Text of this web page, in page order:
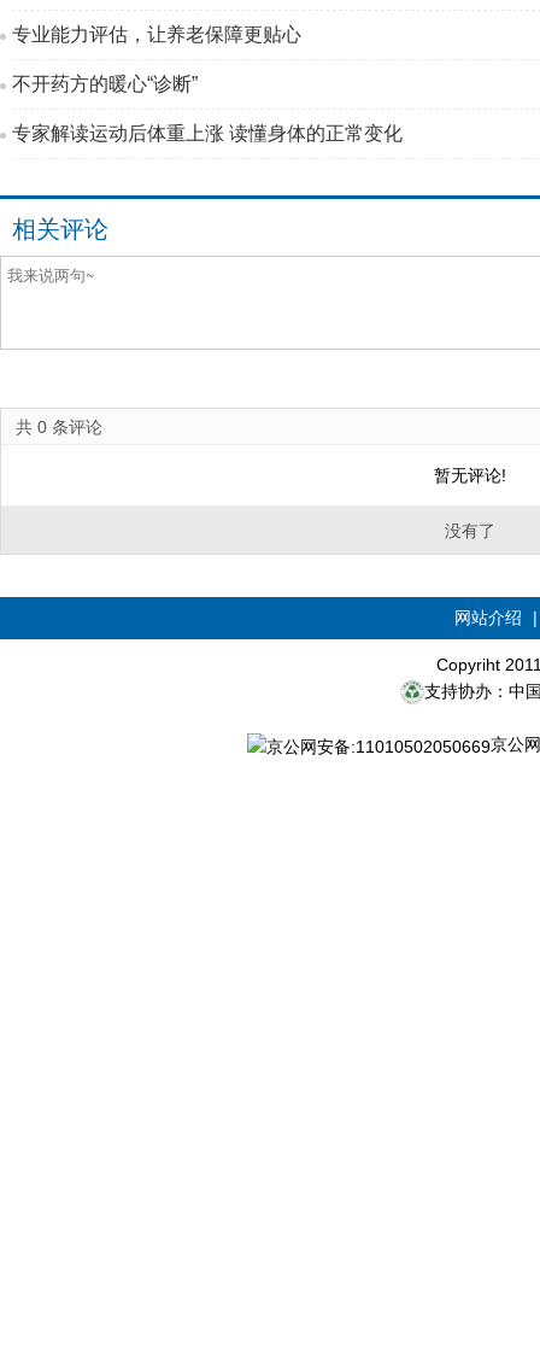
专业能力评估，让养老保障更贴心
不开药方的暖心“诊断”
专家解读运动后体重上涨 读懂身体的正常变化
相关评论
共 0 条评论
暂无评论!
没有了
网站介绍
Copyriht
支持协办：中
京公